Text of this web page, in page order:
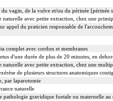
vagin, de la vulve et/ou du périnée [périnée
naturelle avec petite extraction, chez une
appel du praticien responsable de
complet avec cordon et membranes
d'une durée de plus de 20 minutes, en
avec petite extraction, chez une
de plusieurs structures anatomiques
par laparotomie
naturelle
gravidique foetale ou maternelle au